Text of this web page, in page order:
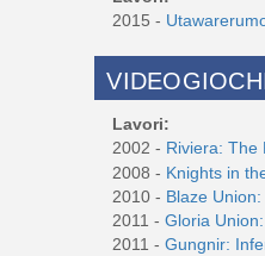
2015 -
Lavori:
2002 - Riviera: The
2008 - Knights in
2010 - Blaze
2011 -Gloria
2011 -Gungnir: